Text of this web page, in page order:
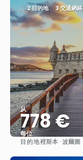
2 目的地 3 交通網絡
从
778 €
每位
目的地裡斯本 · 波爾圖